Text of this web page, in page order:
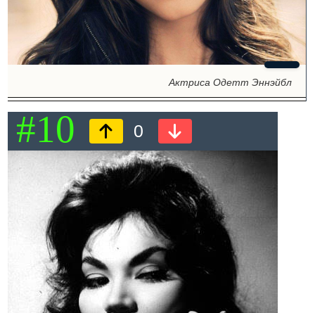
Актриса Одетт Эннэйбл
#10 0